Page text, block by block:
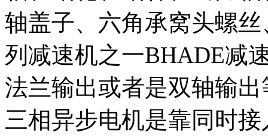
轴盖子、六角承窝头螺
列减速机之一BHADE减
法兰输出或者是双轴输出
三相异步电机是靠同时